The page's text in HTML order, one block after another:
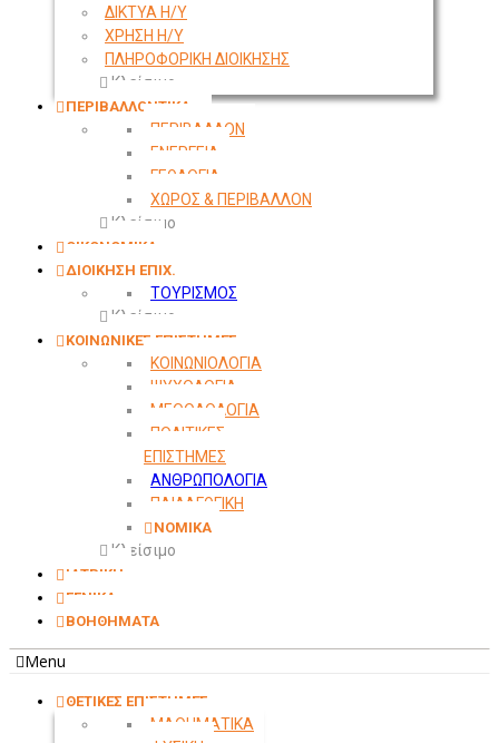
ΔΙΚΤΥΑ Η/Υ
ΧΡΗΣΗ Η/Υ
ΠΛΗΡΟΦΟΡΙΚΗ ΔΙΟΙΚΗΣΗΣ
Κλείσιμο
ΠΕΡΙΒΑΛΛΟΝΤΙΚΑ
ΠΕΡΙΒΑΛΛΟΝ
ΕΝΕΡΓΕΙΑ
ΓΕΩΛΟΓΙΑ
ΧΩΡΟΣ & ΠΕΡΙΒΑΛΛΟΝ
Κλείσιμο
ΟΙΚΟΝΟΜΙΚΑ
ΔΙΟΙΚΗΣΗ ΕΠΙΧ.
ΤΟΥΡΙΣΜΟΣ
Κλείσιμο
ΚΟΙΝΩΝΙΚΕΣ ΕΠΙΣΤΗΜΕΣ
ΚΟΙΝΩΝΙΟΛΟΓΙΑ
ΨΥΧΟΛΟΓΙΑ
ΜΕΘΟΔΟΛΟΓΙΑ
ΠΟΛΙΤΙΚΕΣ
ΕΠΙΣΤΗΜΕΣ
ΑΝΘΡΩΠΟΛΟΓΙΑ
ΠΑΙΔΑΓΩΓΙΚΗ
ΝΟΜΙΚΑ
Κλείσιμο
ΙΑΤΡΙΚΗ
ΓΕΝΙΚΑ
ΒΟΗΘΗΜΑΤΑ
Menu
ΘΕΤΙΚΕΣ ΕΠΙΣΤΗΜΕΣ
ΜΑΘΗΜΑΤΙΚΑ